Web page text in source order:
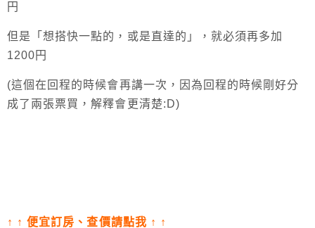
円
但是「想搭快一點的，或是直達的」，就必須再多加
1200円
(這個在回程的時候會再講一次，因為回程的時候剛好分
成了兩張票買，解釋會更清楚:D)
↑ ↑便宜訂房、查價請點我 ↑ ↑